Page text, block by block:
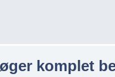
komplet